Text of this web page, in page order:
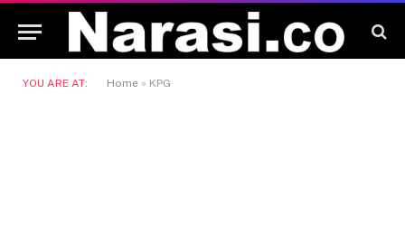
YOU ARE AT: Home » KPG